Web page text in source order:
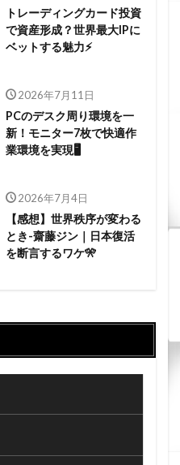
トレーディングカード投資
で資産形成？世界最大IPに
ベットする魅力⚡
2026年7月11日
PCのデスク周り環境を一
新！モニター7枚で快適作
業環境を実現🖥️
2026年7月4日
【感想】世界秩序が変わる
とき-齋藤ジン｜日本復活
を断言するワケ🎌